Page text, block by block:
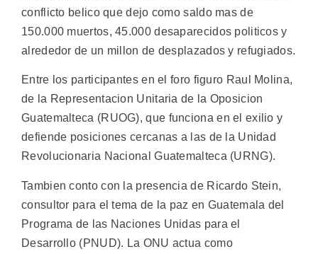
conflicto belico que dejo como saldo mas de
150.000 muertos, 45.000 desaparecidos politicos y
alrededor de un millon de desplazados y refugiados.
Entre los participantes en el foro figuro Raul Molina,
de la Representacion Unitaria de la Oposicion
Guatemalteca (RUOG), que funciona en el exilio y
defiende posiciones cercanas a las de la Unidad
Revolucionaria Nacional Guatemalteca (URNG).
Tambien conto con la presencia de Ricardo Stein,
consultor para el tema de la paz en Guatemala del
Programa de las Naciones Unidas para el
Desarrollo (PNUD). La ONU actua como